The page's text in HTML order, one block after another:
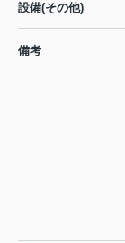
設備(その他)
備考